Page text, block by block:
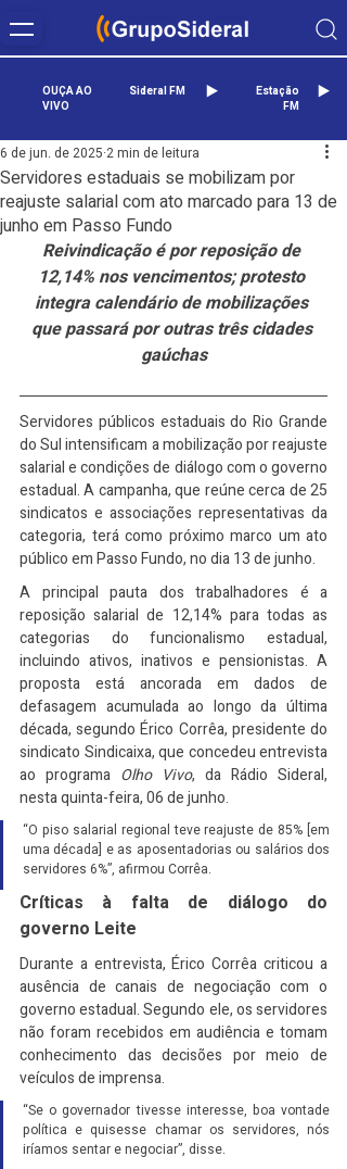
OUÇA AO
VIVO
Sideral FM
Estação
FM
Servidores estaduais se mobilizam por
reajuste salarial com ato marcado para 13 de
junho em Passo Fundo
6 de jun. de 2025 2 min de leitura
Reivindicação é por reposição de
12,14% nos vencimentos; protesto
integra calendário de mobilizações
que passará por outras três cidades
gaúchas
Servidores públicos estaduais do Rio Grande
do Sul intensificam a mobilização por reajuste
salarial e condições de diálogo com o governo
estadual. A campanha, que reúne cerca de 25
sindicatos e associações representativas da
categoria, terá como próximo marco um ato
público em Passo Fundo, no dia 13 de junho.
A principal pauta dos trabalhadores é a
reposição salarial de 12,14% para todas as
categorias do funcionalismo estadual,
incluindo ativos, inativos e pensionistas. A
proposta está ancorada em dados de
defasagem acumulada ao longo da última
década, segundo Érico Corrêa, presidente do
sindicato Sindicaixa, que concedeu entrevista
ao programa Olho Vivo, da Rádio Sideral,
nesta quinta-feira, 06 de junho.
“O piso salarial regional teve reajuste de 85% [em
uma década] e as aposentadorias ou salários dos
servidores 6%”, afirmou Corrêa.
Críticas à falta de diálogo do
governo Leite
Durante a entrevista, Érico Corrêa criticou a
ausência de canais de negociação com o
governo estadual. Segundo ele, os servidores
não foram recebidos em audiência e tomam
conhecimento das decisões por meio de
veículos de imprensa.
“Se o governador tivesse interesse, boa vontade
política e quisesse chamar os servidores, nós
iríamos sentar e negociar”, disse.